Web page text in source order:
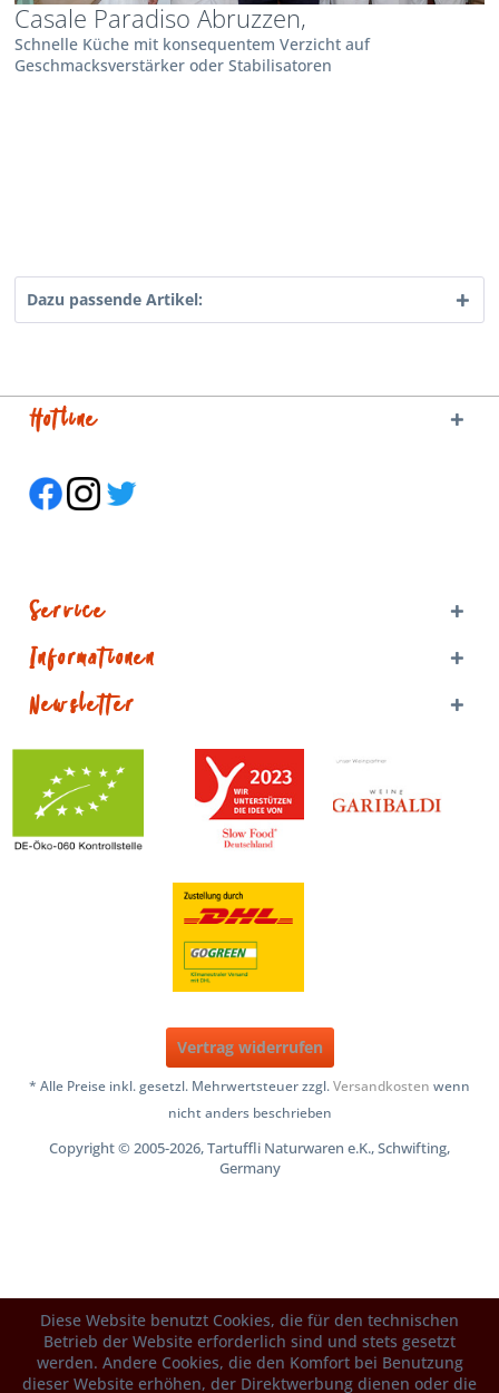
Casale Paradiso Abruzzen,
Schnelle Küche mit konsequentem Verzicht auf
Geschmacksverstärker oder Stabilisatoren
Dazu passende Artikel:
Hotline
Service
Informationen
Newsletter
Vertrag widerrufen
* Alle Preise inkl. gesetzl. Mehrwertsteuer zzgl.Versandkosten wenn
nicht anders beschrieben
Copyright © 2005-2026, Tartuffli Naturwaren e.K., Schwifting,
Germany
Diese Website benutzt Cookies, die für den technischen
Betrieb der Website erforderlich sind und stets gesetzt
werden. Andere Cookies, die den Komfort bei Benutzung
dieser Website erhöhen, der Direktwerbung dienen oder die